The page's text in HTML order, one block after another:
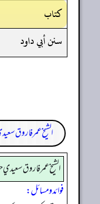
کتاب
سنن أبي داود
الشیخ عمر فاروق
الشيخ عمر فاروق سعيدي
فوائد ومسائل: